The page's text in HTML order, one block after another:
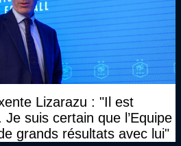
Lizarazu : "Il est
suis certain que l’Equipe
grands résultats avec lui"